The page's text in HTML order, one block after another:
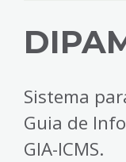
Sistema
Guia de
GIA-ICMS.